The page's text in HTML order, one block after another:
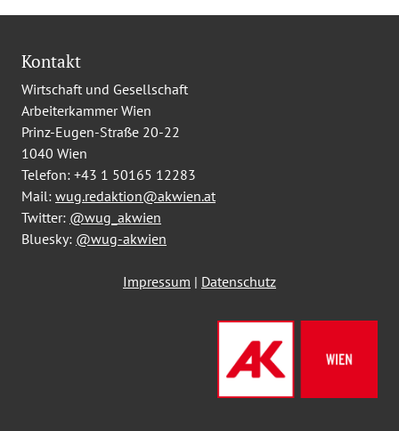
Kontakt
Wirtschaft und Gesellschaft
Arbeiterkammer Wien
Prinz-Eugen-Straße 20-22
1040 Wien
Telefon: +43 1 50165 12283
Mail: wug.redaktion@akwien.at
Twitter: @wug_akwien
Bluesky: @wug-akwien
Impressum | Datenschutz